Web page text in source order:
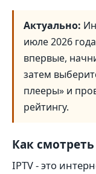
Актуально:
июле 2026
впервые,
затем
плееры» и
рейтингу.
Как смотреть
IPTV - это